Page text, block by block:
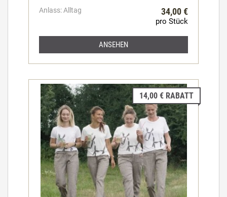
Anlass: Alltag 34,00 €
pro Stück
ANSEHEN
14,00 € RABATT